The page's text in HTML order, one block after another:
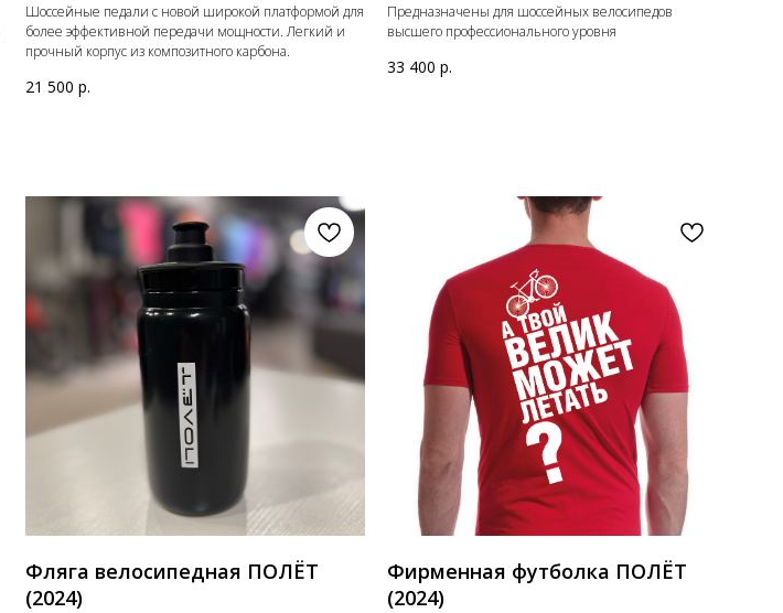
Шоссейные педали с новой широкой платформой для
более эффективной передачи мощности. Легкий и
прочный корпус из композитного карбона.
21 500 р.
Предназначены для шоссейных велосипедов
высшего профессионального уровня
33 400 р.
Фляга велосипедная ПОЛЁТ
(2024)
Фирменная футболка ПОЛЁТ
(2024)